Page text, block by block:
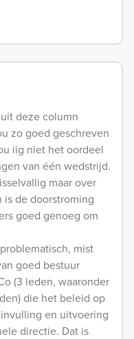
deze column
zo goed geschreven
iig niet het oordeel
van één wedstrijd.
maar over
de doorstroming
goed genoeg om
mist
goed bestuur
(3 leden, waaronder
die het beleid op
en uitvoering
directie. Dat is